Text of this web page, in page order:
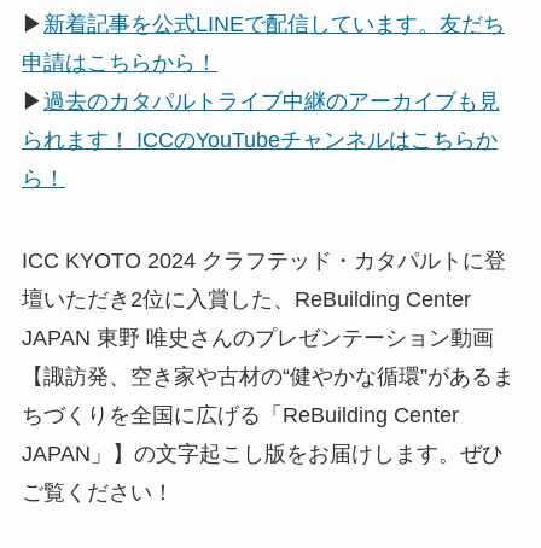
▶ 新着記事を公式LINEで配信しています。友だち
申請はこちらから！
▶過去のカタパルトライブ中継のアーカイブも見
られます！ ICCのYouTubeチャンネルはこちらか
ら！
ICC KYOTO 2024 クラフテッド・カタパルトに登
壇いただき2位に入賞した、ReBuilding Center
JAPAN 東野 唯史さんのプレゼンテーション動画
【諏訪発、空き家や古材の“健やかな循環”があるま
ちづくりを全国に広げる「ReBuilding Center
JAPAN」】の文字起こし版をお届けします。ぜひ
ご覧ください！